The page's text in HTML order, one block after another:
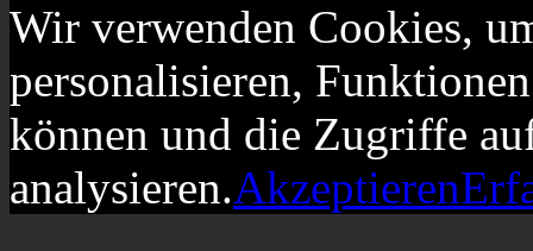
Wir verwenden Cookies,
personalisieren,
können und die Zugriffe
analysieren.Akzeptieren